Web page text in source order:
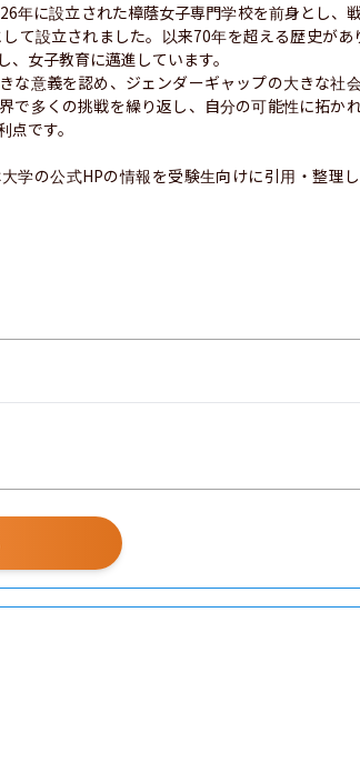
年に設立された樟蔭女子専門学校を前身とし、
て設立されました。以来70年を超える歴史があ
女子教育に邁進しています。
な意義を認め、ジェンダーギャップの大きな社
で多くの挑戦を繰り返し、自分の可能性に拓か
です。
学の公式HPの情報を受験生向けに引用・整理